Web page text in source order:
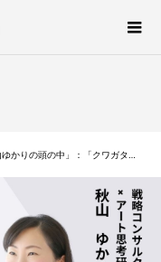
タ娘が夢中になった『恐竜本』──GWに親子で“研究者ごっこ”しませんか？」